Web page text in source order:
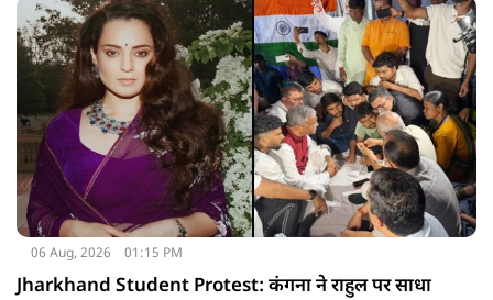
06 Aug, 2026 01:15 PM
Jharkhand Student Protest: कंगना ने राहुल पर साधा